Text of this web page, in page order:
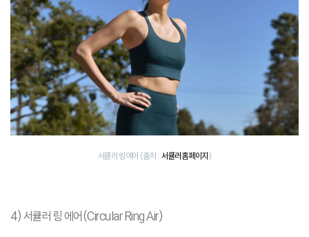
서큘러 링 에어 (출처 : 서큘러 홈페이지 )
4) 서큘러 링 에어(Circular Ring Air)